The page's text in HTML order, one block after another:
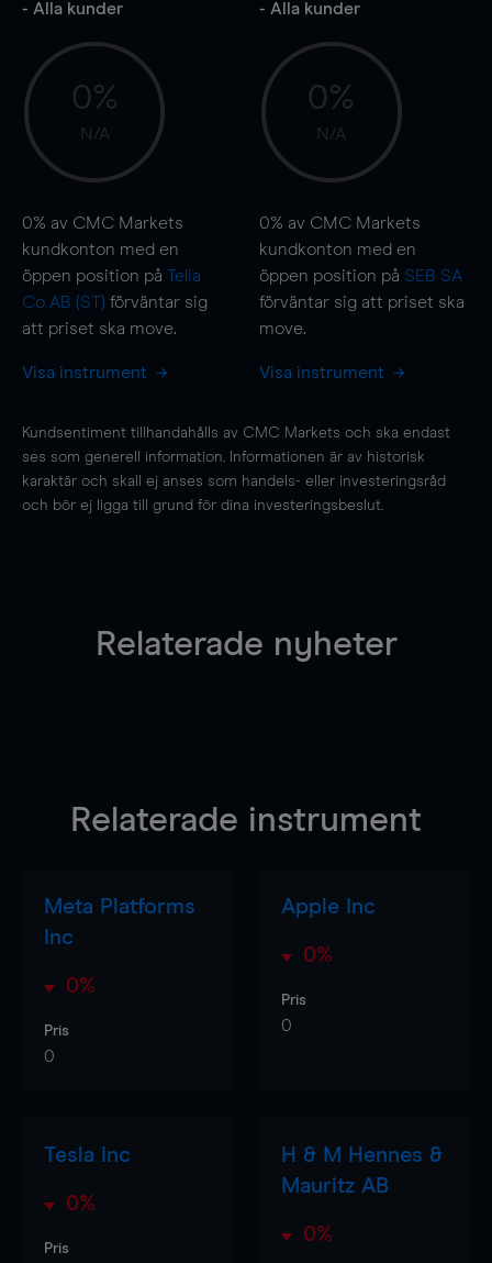
- Alla kunder
0%
N/A
0% av CMC Markets
kundkonton med en
öppen position på Telia
Co AB (ST) förväntar sig
att priset ska move.
Visa instrument
- Alla kunder
0%
N/A
0% av CMC Markets
kundkonton med en
öppen position på SEB SA
förväntar sig att priset ska
move.
Visa instrument
Kundsentiment tillhandahålls av CMC Markets och ska endast
ses som generell information. Informationen är av historisk
karaktär och skall ej anses som handels- eller investeringsråd
och bör ej ligga till grund för dina investeringsbeslut.
Relaterade nyheter
Relaterade instrument
Meta Platforms
Inc
0%
Pris
0
Apple Inc
0%
Pris
0
Tesla Inc
0%
Pris
H & M Hennes &
Mauritz AB
0%